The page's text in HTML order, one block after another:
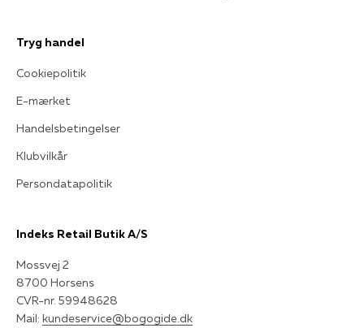
Tryg handel
Cookiepolitik
E-mærket
Handelsbetingelser
Klubvilkår
Persondatapolitik
Indeks Retail Butik A/S
Mossvej 2
8700 Horsens
CVR-nr. 59948628
Mail: kundeservice@bogogide.dk